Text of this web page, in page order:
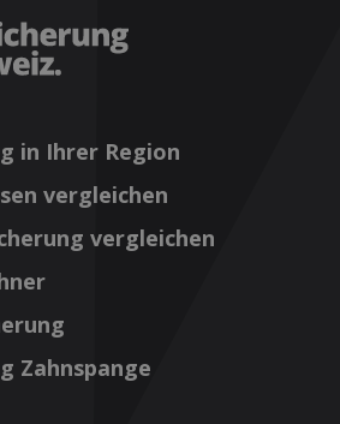
in Ihrer Region
vergleichen
vergleichen
Zahnspange